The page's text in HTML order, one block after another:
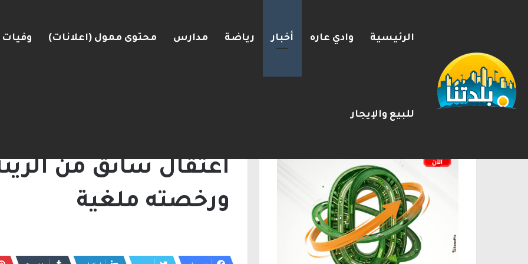
الرئيسية وادي عاره أخبار رياضة مدارس محتوى ممول (اعلانات) وفيات
للبيع والإيجار
مسؤول إسرائيلي: الحكومة اللبنانية وافقت على وجود الجيش الإسرائيلي داخل أراضيها
اعتقال سائق من
ورخصته ملغية
الإعلانات